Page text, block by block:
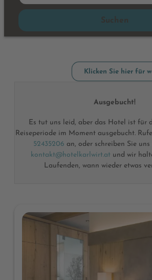
Hotel Karlwirt -
Klicken Sie hier für
Ausgebucht!
Es tut uns leid, aber das Hotel ist für
Reiseperiode im Moment ausgebucht.
52435206 an, oder schreiben Sie
kontakt@hotelkarlwirt.atund wir
Laufenden, wann wieder etwas